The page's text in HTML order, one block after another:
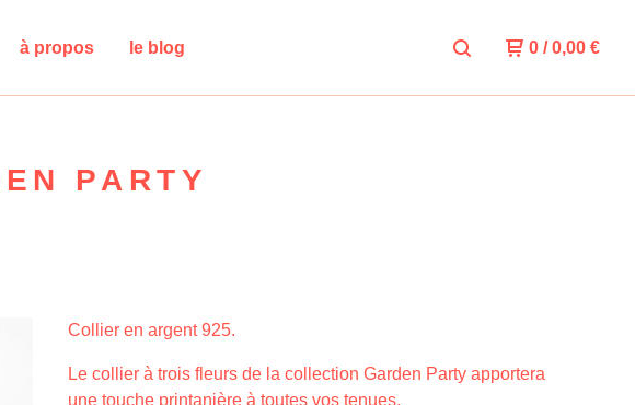
à propos le blog 0 /0,00 €
PARTY
Collier en argent 925.
Le collier à trois fleurs de la collection Garden Party apportera
une touche printanière à toutes vos tenues.